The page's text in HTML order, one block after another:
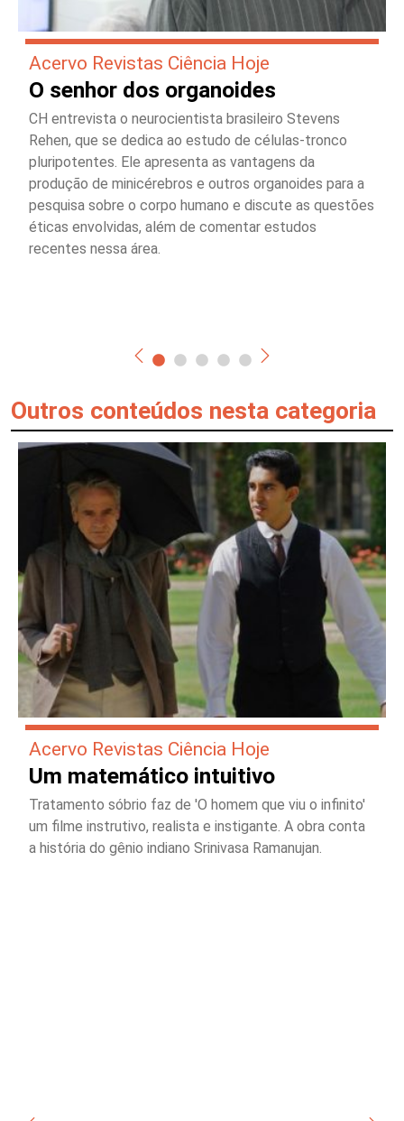
Acervo Revistas Ciência Hoje
O senhor dos organoides
CH entrevista o neurocientista brasileiro Stevens
Rehen, que se dedica ao estudo de células-tronco
pluripotentes. Ele apresenta as vantagens da
produção de minicérebros e outros organoides para a
pesquisa sobre o corpo humano e discute as questões
éticas envolvidas, além de comentar estudos
recentes nessa área.
Outros conteúdos nesta categoria
Acervo Revistas Ciência Hoje
Um matemático intuitivo
Tratamento sóbrio faz de 'O homem que viu o infinito'
um filme instrutivo, realista e instigante. A obra conta
a história do gênio indiano Srinivasa Ramanujan.